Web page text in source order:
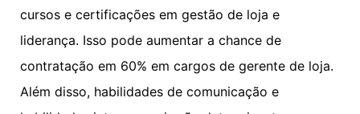
cursos e certificações em gestão de loja e
liderança. Isso pode aumentar a chance de
contratação em 60% em cargos de gerente de loja.
Além disso, habilidades de comunicação e